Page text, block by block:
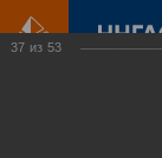
37 из 53